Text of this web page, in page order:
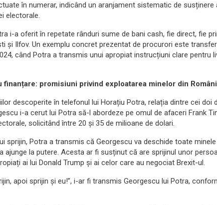
în numerar, indicând un aranjament sistematic de susținere
electorale.
i-a oferit în repetate rânduri sume de bani cash, fie direct, fie
și Ilfov. Un exemplu concret prezentat de procurori este
când Potra a transmis unui apropiat instrucțiuni clare pentru
finanțare: promisiuni privind exploatarea minelor din
descoperite în telefonul lui Horațiu Potra, relația dintre cei doi
i-a cerut lui Potra să-l abordeze pe omul de afaceri Frank
solicitând între 20 și 35 de milioane de dolari.
sprijin, Potra a transmis că Georgescu va deschide toate
ajunge la putere. Acesta ar fi susținut că are sprijinul unor
ai lui Donald Trump și ai celor care au negociat Brexit-ul.
apoi sprijin și eu!”, i-ar fi transmis Georgescu lui Potra,